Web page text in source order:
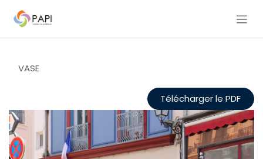
VASE
Télécharger le PDF